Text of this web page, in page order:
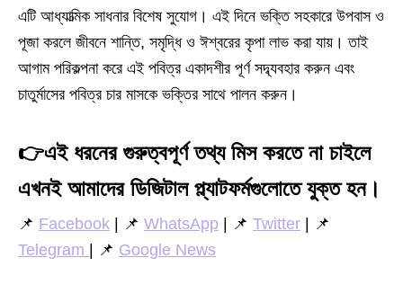
এটি আধ্যাত্মিক সাধনার বিশেষ সুযোগ। এই দিনে ভক্তি সহকারে উপবাস ও
পূজা করলে জীবনে শান্তি, সমৃদ্ধি ও ঈশ্বরের কৃপা লাভ করা যায়। তাই
আগাম পরিকল্পনা করে এই পবিত্র একাদশীর পূর্ণ সদ্ব্যবহার করুন এবং
চাতুর্মাসের পবিত্র চার মাসকে ভক্তির সাথে পালন করুন।
👉এই ধরনের গুরুত্বপূর্ণ তথ্য মিস করতে না চাইলে
এখনই আমাদের ডিজিটাল প্ল্যাটফর্মগুলোতে যুক্ত হন।
📌 Facebook | 📌 WhatsApp | 📌 Twitter | 📌
Telegram
| 📌 Google News